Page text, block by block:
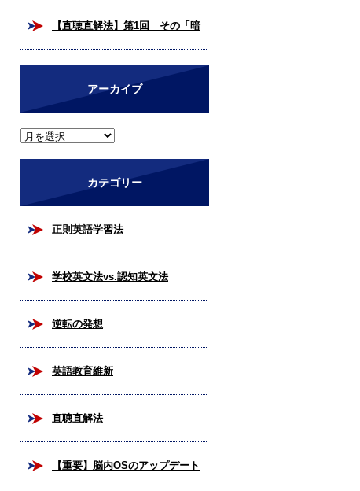
（完結編）
号解読」、いつまで続けますか？
【直聴直解法】第1回 その「暗
号解読」、いつまで続けますか？
アーカイブ
カテゴリー
正則英語学習法
学校英文法vs.認知英文法
逆転の発想
英語教育維新
直聴直解法
【重要】脳内OSのアップデート